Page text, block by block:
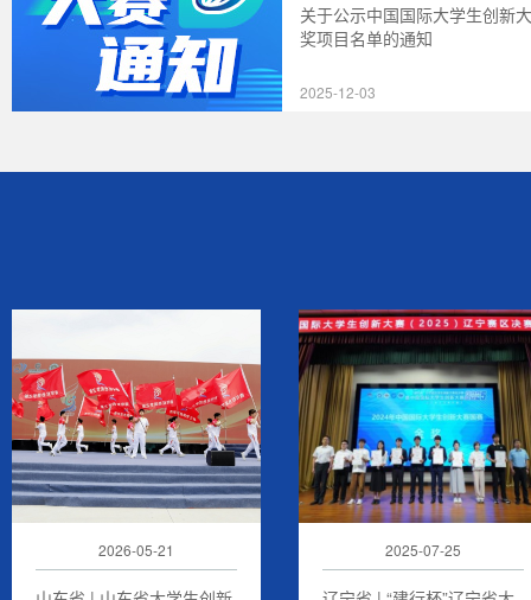
关于公示中国国际大学生创新
奖项目名单的通知
2025-12-03
2026-05-21 2025-07-25